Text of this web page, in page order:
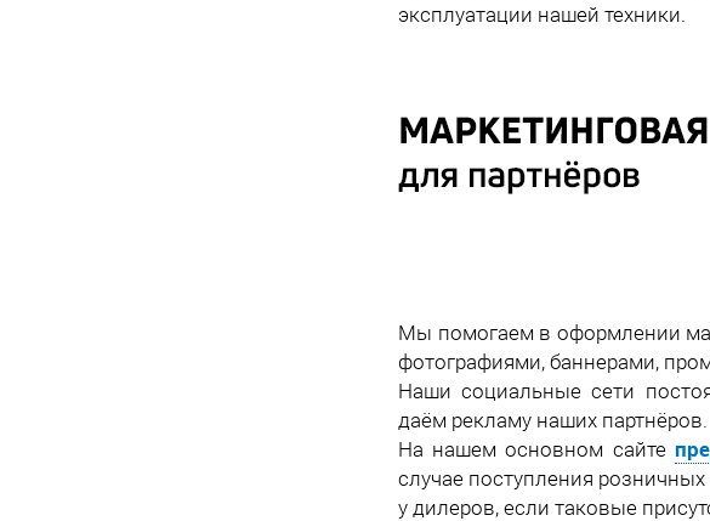
эксплуатации нашей техники.
Мы помогаем в оформлении
фотографиями, баннерами,
Наши социальные сети
даём рекламу наших партнёров.
На нашем основном сайте
случае поступления
у дилеров, если таковые